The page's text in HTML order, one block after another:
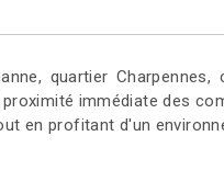
quartier Charpennes,
immédiate des
en profitant d'un